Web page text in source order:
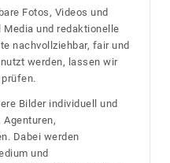
Fotos, Videos und
und redaktionelle
nachvollziehbar, fair und
werden, lassen wir
Bilder individuell und
Dabei werden
und